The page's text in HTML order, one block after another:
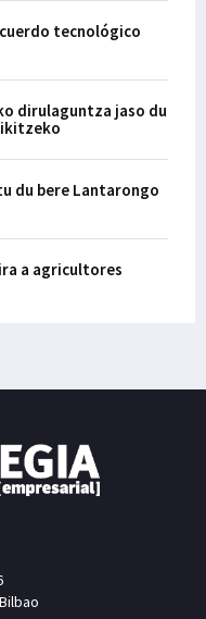
tecnológico
dirulaguntza jaso du
du bere Lantarongo
a agricultores